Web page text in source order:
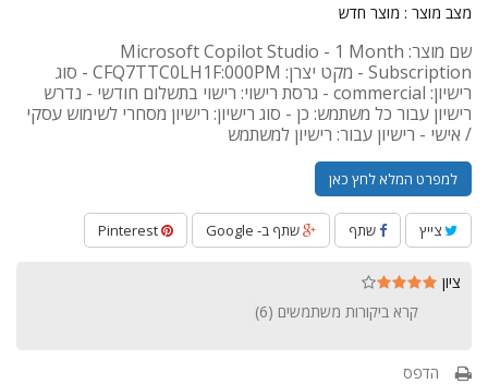
מצב מוצר : מוצר חדש
שם מוצר: Microsoft Copilot Studio - 1 Month
Subscription - מקט יצרן: CFQ7TTC0LH1F:000PM - סוג
רישיון: commercial - גרסת רישוי: רישוי בתשלום חודשי - נדרש
רישיון עבור כל משתמש: כן - סוג רישיון: רישיון מסחרי לשימוש עסקי
/ אישי - רישיון עבור: רישיון למשתמש
למפרט המלא לחץ כאן
צייץ שתף שתף ב- Google
ציון
קרא ביקורות משתמשים (6
)
הדפס